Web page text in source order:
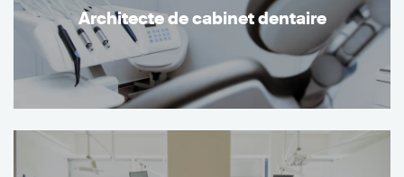
Architecte de cabinet dentaire